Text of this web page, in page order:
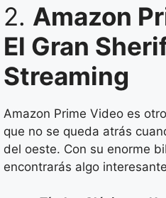
2. Amazon
El Gran
Streaming
Amazon Prime Video es
que no se queda atrás
del oeste. Con su enorme
encontrarás algo